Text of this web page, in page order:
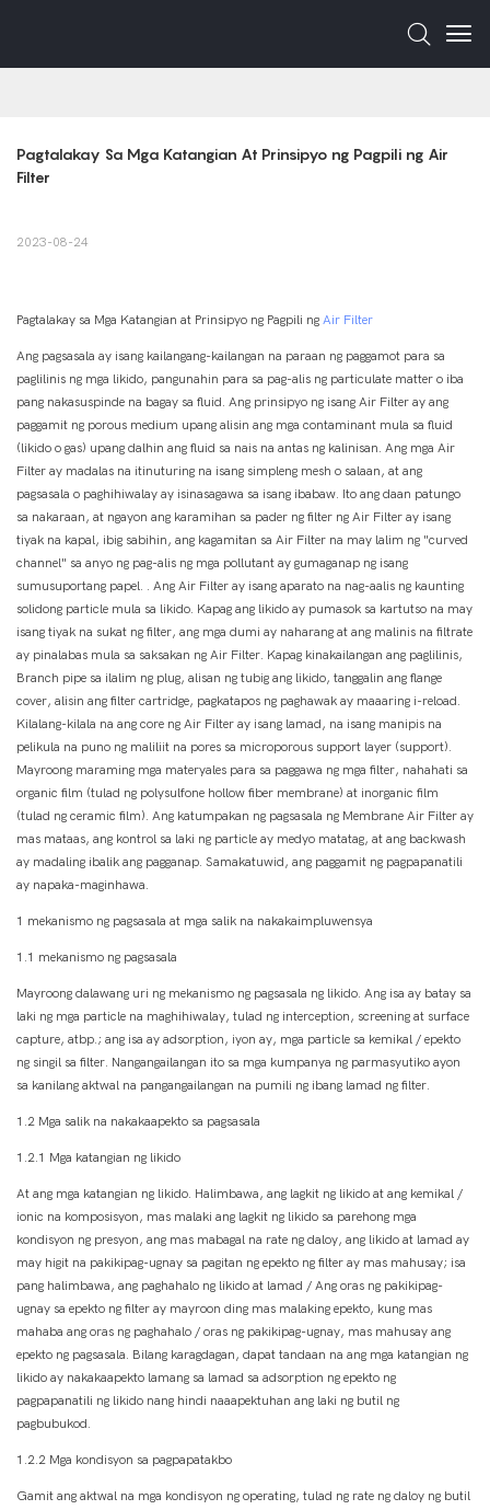
Pagtalakay Sa Mga Katangian At Prinsipyo ng Pagpili ng Air
Filter
2023-08-24
Pagtalakay sa Mga Katangian at Prinsipyo ng Pagpili ng Air Filter
Ang pagsasala ay isang kailangang-kailangan na paraan ng paggamot para sa
paglilinis ng mga likido, pangunahin para sa pag-alis ng particulate matter o iba
pang nakasuspinde na bagay sa fluid. Ang prinsipyo ng isang Air Filter ay ang
paggamit ng porous medium upang alisin ang mga contaminant mula sa fluid
(likido o gas) upang dalhin ang fluid sa nais na antas ng kalinisan. Ang mga Air
Filter ay madalas na itinuturing na isang simpleng mesh o salaan, at ang
pagsasala o paghihiwalay ay isinasagawa sa isang ibabaw. Ito ang daan patungo
sa nakaraan, at ngayon ang karamihan sa pader ng filter ng Air Filter ay isang
tiyak na kapal, ibig sabihin, ang kagamitan sa Air Filter na may lalim ng "curved
channel" sa anyo ng pag-alis ng mga pollutant ay gumaganap ng isang
sumusuportang papel. . Ang Air Filter ay isang aparato na nag-aalis ng kaunting
solidong particle mula sa likido. Kapag ang likido ay pumasok sa kartutso na may
isang tiyak na sukat ng filter, ang mga dumi ay naharang at ang malinis na filtrate
ay pinalabas mula sa saksakan ng Air Filter. Kapag kinakailangan ang paglilinis,
Branch pipe sa ilalim ng plug, alisan ng tubig ang likido, tanggalin ang flange
cover, alisin ang filter cartridge, pagkatapos ng paghawak ay maaaring i-reload.
Kilalang-kilala na ang core ng Air Filter ay isang lamad, na isang manipis na
pelikula na puno ng maliliit na pores sa microporous support layer (support).
Mayroong maraming mga materyales para sa paggawa ng mga filter, nahahati sa
organic film (tulad ng polysulfone hollow fiber membrane) at inorganic film
(tulad ng ceramic film). Ang katumpakan ng pagsasala ng Membrane Air Filter ay
mas mataas, ang kontrol sa laki ng particle ay medyo matatag, at ang backwash
ay madaling ibalik ang pagganap. Samakatuwid, ang paggamit ng pagpapanatili
ay napaka-maginhawa.
1 mekanismo ng pagsasala at mga salik na nakakaimpluwensya
1.1 mekanismo ng pagsasala
Mayroong dalawang uri ng mekanismo ng pagsasala ng likido. Ang isa ay batay sa
laki ng mga particle na maghihiwalay, tulad ng interception, screening at surface
capture, atbp.; ang isa ay adsorption, iyon ay, mga particle sa kemikal / epekto
ng singil sa filter. Nangangailangan ito sa mga kumpanya ng parmasyutiko ayon
sa kanilang aktwal na pangangailangan na pumili ng ibang lamad ng filter.
1.2 Mga salik na nakakaapekto sa pagsasala
1.2.1 Mga katangian ng likido
At ang mga katangian ng likido. Halimbawa, ang lagkit ng likido at ang kemikal /
ionic na komposisyon, mas malaki ang lagkit ng likido sa parehong mga
kondisyon ng presyon, ang mas mabagal na rate ng daloy, ang likido at lamad ay
may higit na pakikipag-ugnay sa pagitan ng epekto ng filter ay mas mahusay; isa
pang halimbawa, ang paghahalo ng likido at lamad / Ang oras ng pakikipag-
ugnay sa epekto ng filter ay mayroon ding mas malaking epekto, kung mas
mahaba ang oras ng paghahalo / oras ng pakikipag-ugnay, mas mahusay ang
epekto ng pagsasala. Bilang karagdagan, dapat tandaan na ang mga katangian ng
likido ay nakakaapekto lamang sa lamad sa adsorption ng epekto ng
pagpapanatili ng likido nang hindi naaapektuhan ang laki ng butil ng
pagbubukod.
1.2.2 Mga kondisyon sa pagpapatakbo
Gamit ang aktwal na mga kondisyon ng operating, tulad ng rate ng daloy ng butil